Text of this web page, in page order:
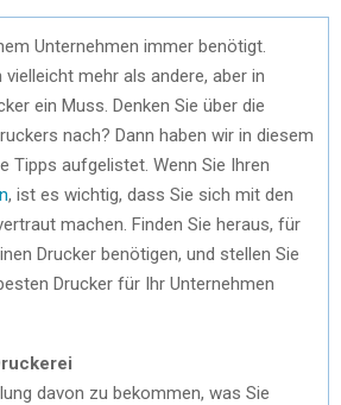
Unternehmen immer benötigt.
mehr als andere, aber in
ein Muss. Denken Sie über die
nach? Dann haben wir in diesem
Tipps aufgelistet. Wenn Sie Ihren
, ist es wichtig, dass Sie sich mit den
machen. Finden Sie heraus, für
Drucker benötigen, und stellen Sie
Drucker für Ihr Unternehmen
davon zu bekommen, was Sie